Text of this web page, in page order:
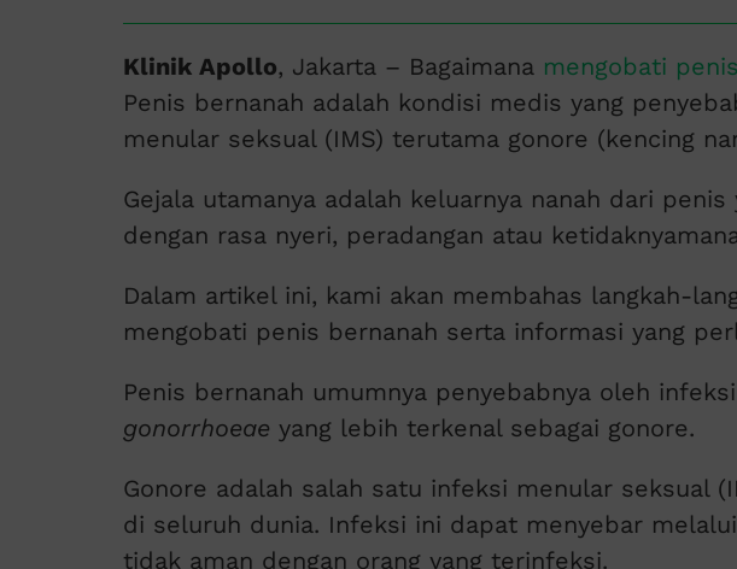
Klinik Apollo, Jakarta – Bagaimana mengobati
Penis bernanah adalah kondisi medis yang
menular seksual (IMS) terutama gonore (kencing
Gejala utamanya adalah keluarnya nanah dari
dengan rasa nyeri, peradangan atau
Dalam artikel ini, kami akan membahas langkah-
mengobati penis bernanah serta informasi yang
Penis bernanah umumnya penyebabnya oleh
gonorrhoeae yang lebih terkenal sebagai gonore.
Gonore adalah salah satu infeksi menular seksual
di seluruh dunia. Infeksi ini dapat menyebar
tidak aman dengan orang yang terinfeksi.